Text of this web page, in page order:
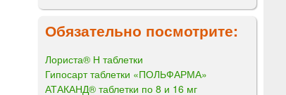
Обязательно посмотрите:
Лориста® Н таблетки
Гипосарт таблетки «ПОЛЬФАРМА»
АТАКАНД® таблетки по 8 и 16 мг